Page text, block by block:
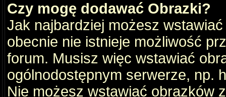
Czy mogę dodawać Obrazki?
Jak najbardziej możesz
obecnie nie istnieje możliwość
forum. Musisz więc wstawiać
ogólnodostępnym serwerze, np.
Nie możesz wstawiać obrazków